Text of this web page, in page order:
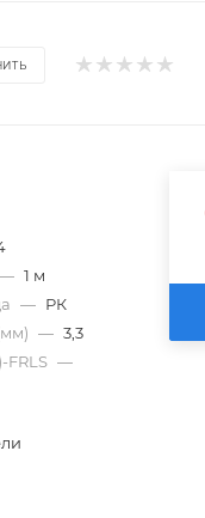
— 1 м
— РК
— 3,3
FRLS —